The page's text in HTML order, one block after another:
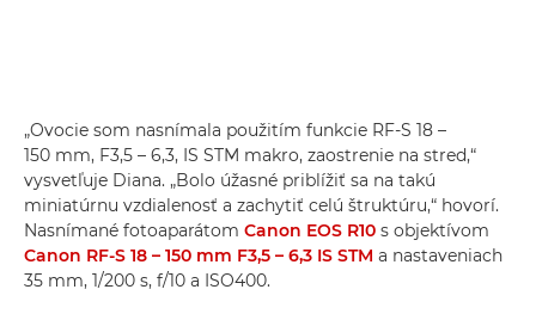
„Ovocie som nasnímala použitím funkcie RF-S 18 –
150 mm, F3,5 – 6,3, IS STM makro, zaostrenie na stred,“
vysvetľuje Diana. „Bolo úžasné priblížiť sa na takú
miniatúrnu vzdialenosť a zachytiť celú štruktúru,“ hovorí.
Nasnímané fotoaparátom Canon EOS R10 s objektívom
Canon RF-S 18 – 150 mm F3,5 – 6,3 IS STM a nastaveniach
35 mm, 1/200 s, f/10 a ISO400.